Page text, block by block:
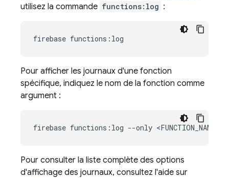
utilisez la commande functions:log :
Pour afficher les journaux d'une fonction
spécifique, indiquez le nom de la fonction comme
argument :
Pour consulter la liste complète des options
d'affichage des journaux, consultez l'aide sur